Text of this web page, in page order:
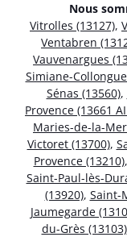
Nous
Vitrolles (13127),
Ventabren
Vauvenargues
Simiane-
Sénas (13560),
Provence (13661
Maries-de-la-
Victoret (13700),
Provence (13210),
Saint-Paul-lès-
(13920), Saint-
Jaumegarde
du-Grès (13103)